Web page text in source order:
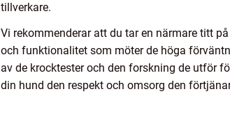
tillverkare.
Vi rekommenderar att du tar en närmare titt
och funktionalitet som möter de höga
av de krocktester och den forskning de utför
din hund den respekt och omsorg den